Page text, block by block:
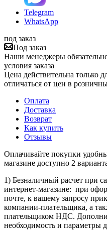
Telegram
WhatsApp
под заказ
Под заказ
Наши менеджеры
условия заказа
Цена действительна только
отличаться от цен в
Оплата
Доставка
Возврат
Как купить
Отзывы
Оплачивайте покупки
магазине доступно 2
1) Безналичный расчет при
интернет-магазине: при
почте, к вашему запросу
компании-плательщика, а
плательщиком НДС.
необходимость и параметры